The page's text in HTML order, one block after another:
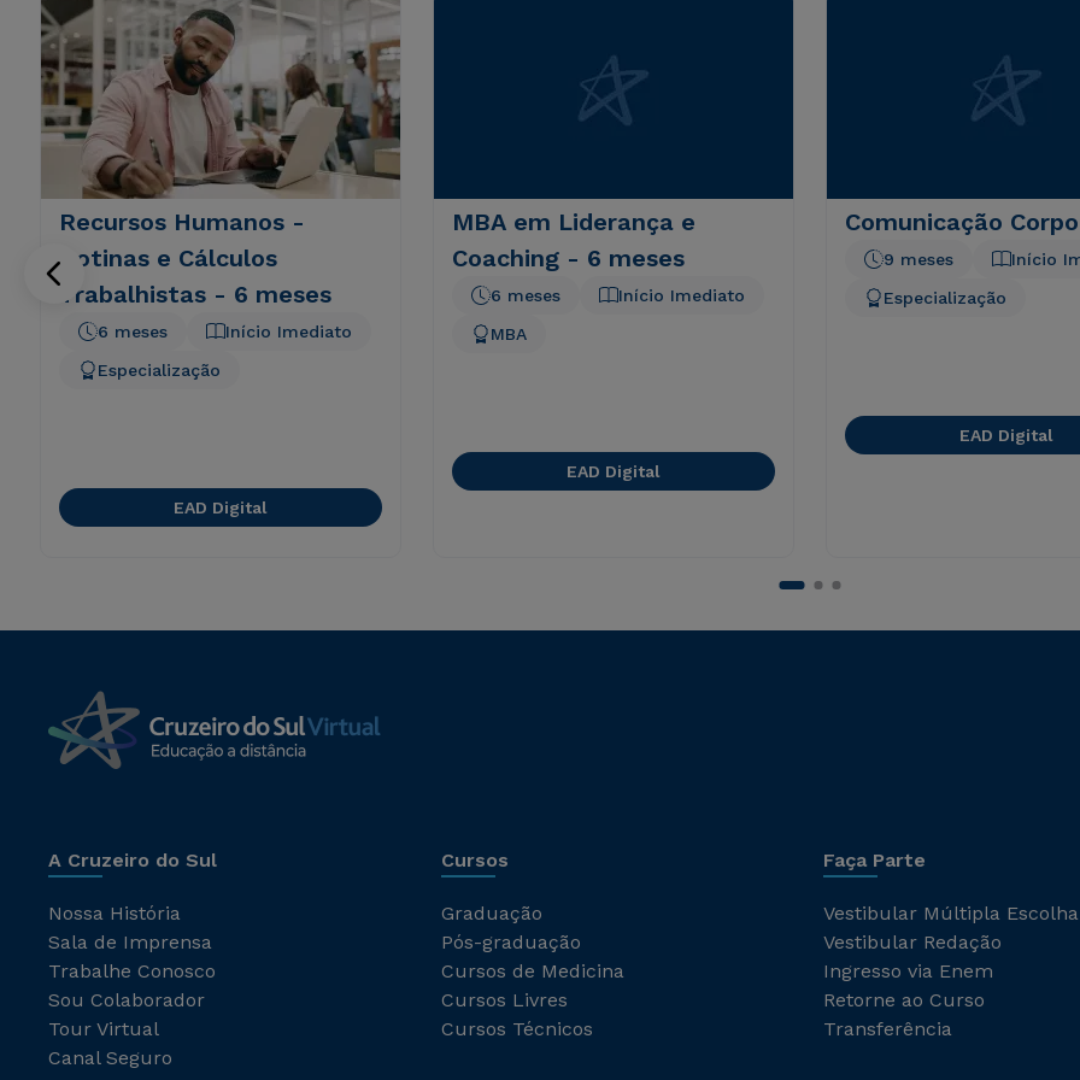
Recursos Humanos -
Rotinas e Cálculos
Trabalhistas - 6 meses
Início Imediato
6 meses
Especialização
EAD Digital
MBA em Liderança e
Coaching - 6 meses
Início Imediato
6 meses
MBA
EAD Digital
Comunicação
Início
9 meses
Especialização
EAD Digital
A Cruzeiro do Sul
Nossa História
Sala de Imprensa
Trabalhe Conosco
Sou Colaborador
Tour Virtual
Canal Seguro
Cursos
Graduação
Pós-graduação
Cursos de Medicina
Cursos Livres
Cursos Técnicos
Faça Parte
Vestibular Múltipla Escolha
Vestibular Redação
Ingresso via Enem
Retorne ao Curso
Transferência